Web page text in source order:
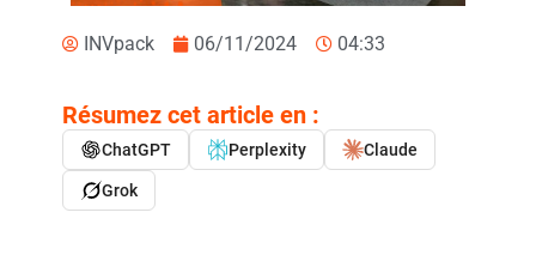
INVpack 06/11/2024 04:33
Résumez cet article en :
ChatGPT Perplexity Claude
Grok